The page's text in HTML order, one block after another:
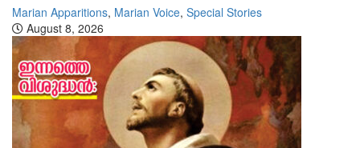
Marian Apparitions, Marian Voice, Special Stories
August 8, 2026